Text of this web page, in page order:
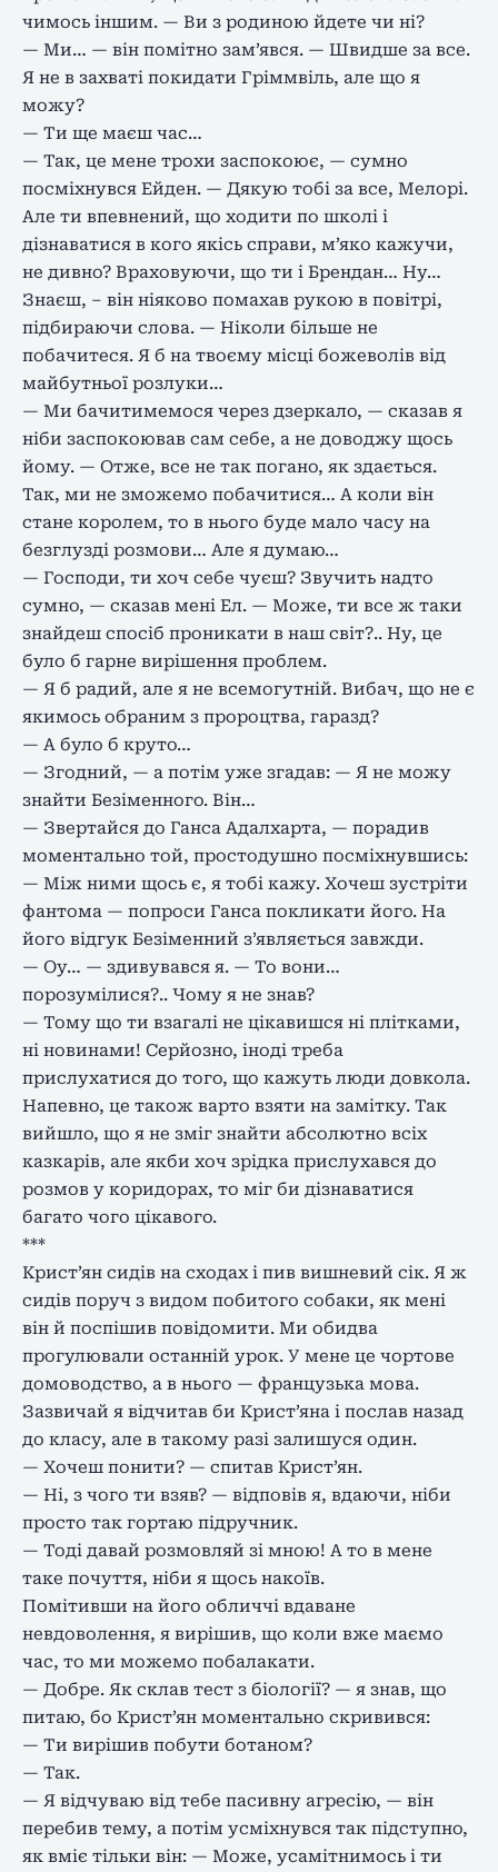
чимось іншим. — Ви з родиною йдете чи ні?
— Ми… — він помітно зам’явся. — Швидше за все.
Я не в захваті покидати Гріммвіль, але що я
можу?
— Ти ще маєш час…
— Так, це мене трохи заспокоює, — сумно
посміхнувся Ейден. — Дякую тобі за все, Мелорі.
Але ти впевнений, що ходити по школі і
дізнаватися в кого якісь справи, м’яко кажучи,
не дивно? Враховуючи, що ти і Брендан… Ну…
Знаєш, – він ніяково помахав рукою в повітрі,
підбираючи слова. — Ніколи більше не
побачитеся. Я б на твоєму місці божеволів від
майбутньої розлуки…
— Ми бачитимемося через дзеркало, — сказав я
ніби заспокоював сам себе, а не доводжу щось
йому. — Отже, все не так погано, як здається.
Так, ми не зможемо побачитися… А коли він
стане королем, то в нього буде мало часу на
безглузді розмови… Але я думаю…
— Господи, ти хоч себе чуєш? Звучить надто
сумно, — сказав мені Ел. — Може, ти все ж таки
знайдеш спосіб проникати в наш світ?.. Ну, це
було б гарне вирішення проблем.
— Я б радий, але я не всемогутній. Вибач, що не є
якимось обраним з пророцтва, гаразд?
— А було б круто…
— Згодний, — а потім уже згадав: — Я не можу
знайти Безіменного. Він…
— Звертайся до Ганса Адалхарта, — порадив
моментально той, простодушно посміхнувшись:
— Між ними щось є, я тобі кажу. Хочеш зустріти
фантома — попроси Ганса покликати його. На
його відгук Безіменний з’являється завжди.
— Оу… — здивувався я. — То вони…
порозумілися?.. Чому я не знав?
— Тому що ти взагалі не цікавишся ні плітками,
ні новинами! Серйозно, іноді треба
прислухатися до того, що кажуть люди довкола.
Напевно, це також варто взяти на замітку. Так
вийшло, що я не зміг знайти абсолютно всіх
казкарів, але якби хоч зрідка прислухався до
розмов у коридорах, то міг би дізнаватися
багато чого цікавого.
***
Крист’ян сидів на сходах і пив вишневий сік. Я ж
сидів поруч з видом побитого собаки, як мені
він й поспішив повідомити. Ми обидва
прогулювали останній урок. У мене це чортове
домоводство, а в нього — французька мова.
Зазвичай я відчитав би Крист’яна і послав назад
до класу, але в такому разі залишуся один.
— Хочеш понити? — спитав Крист’ян.
— Ні, з чого ти взяв? — відповів я, вдаючи, ніби
просто так гортаю підручник.
— Тоді давай розмовляй зі мною! А то в мене
таке почуття, ніби я щось накоїв.
Помітивши на його обличчі вдаване
невдоволення, я вирішив, що коли вже маємо
час, то ми можемо побалакати.
— Добре. Як склав тест з біології? — я знав, що
питаю, бо Крист’ян моментально скривився:
— Ти вирішив побути ботаном?
— Так.
— Я відчуваю від тебе пасивну агресію, — він
перебив тему, а потім усміхнувся так підступно,
як вміє тільки він: — Може, усамітнимось і ти